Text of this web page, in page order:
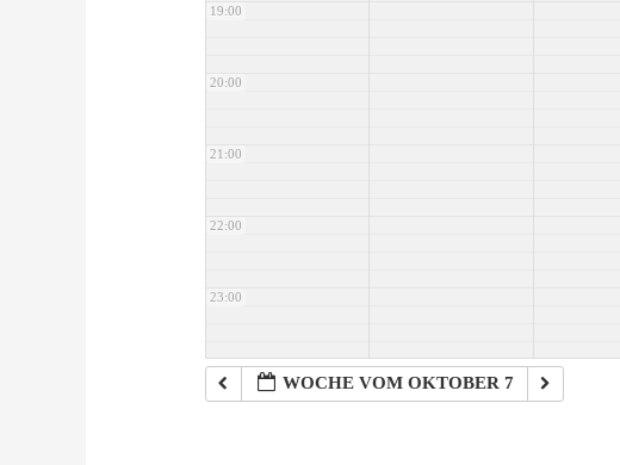
19:00
20:00
21:00
22:00
23:00
WOCHE VOM OKTOBER 7